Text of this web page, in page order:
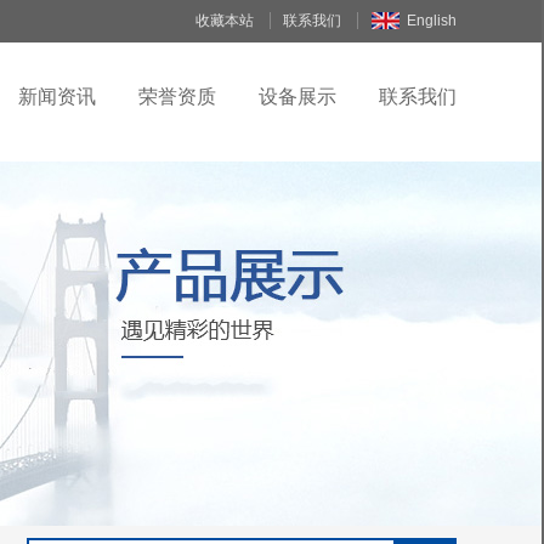
收藏本站 联系我们 English
新闻资讯 荣誉资质 设备展示 联系我们